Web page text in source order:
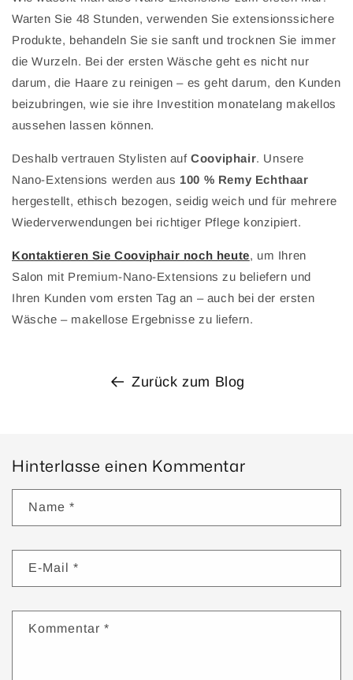
Warten Sie 48 Stunden, verwenden Sie extensionssichere
Produkte, behandeln Sie sie sanft und trocknen Sie immer
die Wurzeln. Bei der ersten Wäsche geht es nicht nur
darum, die Haare zu reinigen – es geht darum, den Kunden
beizubringen, wie sie ihre Investition monatelang makellos
aussehen lassen können.
Deshalb vertrauen Stylisten aufCooviphair. Unsere
Nano-Extensions werden aus 100 % Remy Echthaar
hergestellt, ethisch bezogen, seidig weich und für mehrere
Wiederverwendungen bei richtiger Pflege konzipiert.
Kontaktieren Sie Cooviphair noch heute, um Ihren
Salon mit Premium-Nano-Extensions zu beliefern und
Ihren Kunden vom ersten Tag an – auch bei der ersten
Wäsche – makellose Ergebnisse zu liefern.
Zurück zum Blog
Hinterlasse einen Kommentar
Name *
E-Mail *
Kommentar *